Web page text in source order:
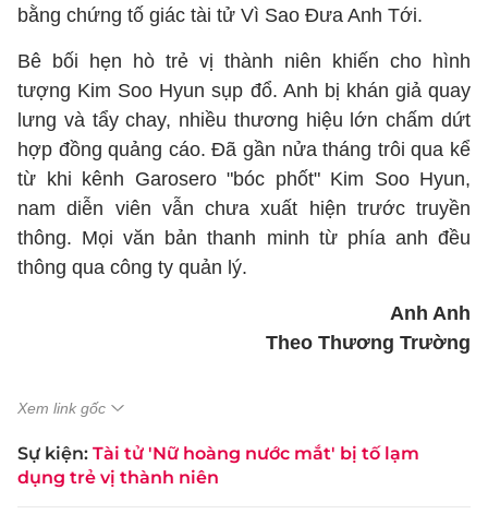
Sự kiện: Tài tử 'Nữ hoàng nước mắt' bị tố lạm
dụng trẻ vị thành niên
bằng chứng tố giác tài tử Vì Sao Đưa Anh Tới.
Bê bối hẹn hò trẻ vị thành niên khiến cho hình
tượng Kim Soo Hyun sụp đổ. Anh bị khán giả quay
lưng và tẩy chay, nhiều thương hiệu lớn chấm dứt
hợp đồng quảng cáo. Đã gần nửa tháng trôi qua kể
từ khi kênh Garosero "bóc phốt" Kim Soo Hyun,
nam diễn viên vẫn chưa xuất hiện trước truyền
thông. Mọi văn bản thanh minh từ phía anh đều
thông qua công ty quản lý.
Anh Anh
Theo Thương Trường
Xem link gốc